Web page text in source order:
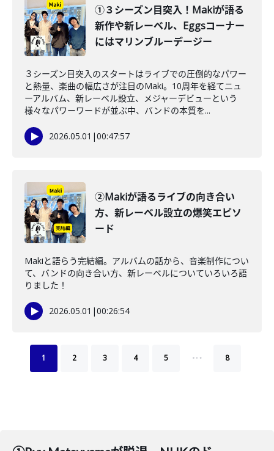
①３シーズン目突入！Makiが語る
新作や新レーベル、Eggsコーナー
にはマリンブルーデージー
３シーズン目突入のスタートはライブでの圧倒的なパワー
と熱量、楽曲の幅広さが注目のMaki。10周年を経てニュ
ーアルバム、新レーベル設立、メジャーデビューという
様々なパワーワードが並ぶ中、バンドの本質を...
2026.05.01 |00:47:57
②Makiが語るライブの向き合い
方、新レーベル設立の爆笑エピソ
ード
Makiと語らう完結編。アルバムの話から、音楽制作につい
て、バンドの向き合い方、新レーベルについていろいろ語
りました！
2026.05.01 |00:26:54
1 2 3 4 5 … 8